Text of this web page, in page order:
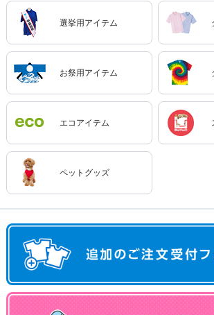
選挙用アイテム
お祭用アイテム
エコアイテム
ペットグッズ